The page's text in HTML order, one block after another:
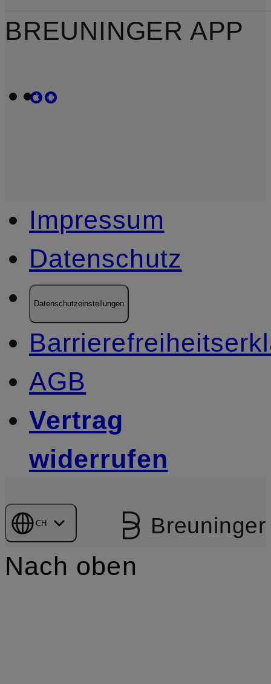
BREUNINGER APP
Impressum
Datenschutz
Datenschutzeinstellungen
AGB
Vertrag
widerrufen
CH Breuninger
Nach oben